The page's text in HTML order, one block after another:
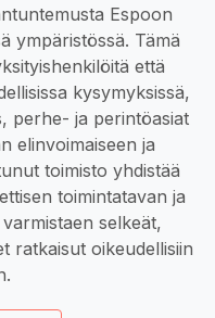
Espoon
ympäristössä. Tämä
että
kysymyksissä,
perhe- ja perintöasiat
elinvoimaiseen ja
toimisto yhdistää
toimintatavan ja
selkeät,
ratkaisut oikeudellisiin